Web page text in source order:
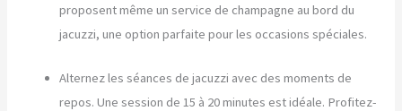
proposent même un service de champagne au bord du
jacuzzi, une option parfaite pour les occasions spéciales.
Alternez les séances de jacuzzi avec des moments de
repos. Une session de 15 à 20 minutes est idéale. Profitez-